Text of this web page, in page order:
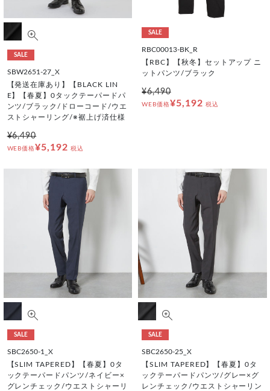
SALE
SBW2651-27_X
【発送在庫あり】【BLACK LIN
E】【春夏】0タックテーパードパ
ンツ/ブラック/ドローコード/ウエ
ストシャーリング/※裾上げ済仕様
¥6,490
WEB価格¥5,192 税込
SALE
RBC00013-BK_R
【RBC】【秋冬】セットアップ ニ
ットパンツ/ブラック
¥6,490
WEB価格¥5,192 税込
SALE
SBC2650-1_X
【SLIM TAPERED】【春夏】0タ
ックテーパードパンツ/ネイビー×
グレンチェック/ウエストシャーリ
SALE
SBC2650-25_X
【SLIM TAPERED】【春夏】0タ
ックテーパードパンツ/グレー×グ
レンチェック/ウエストシャーリン